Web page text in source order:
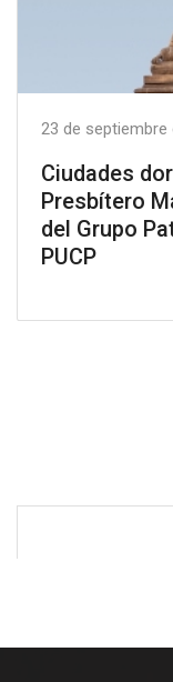
23 de septiembre
Ciudades
Presbítero
del Grupo
PUCP